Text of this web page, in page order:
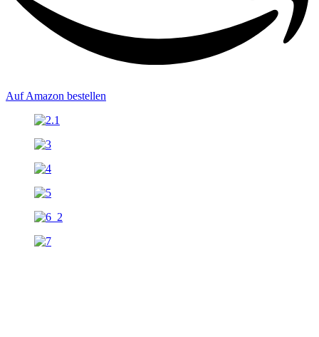
Auf Amazon bestellen